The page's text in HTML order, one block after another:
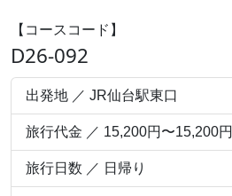
【コースコード】
D26-092
出発地 ／ JR仙台駅東口
旅行代金 ／ 15,200円〜15,200円
旅行日数 ／ 日帰り